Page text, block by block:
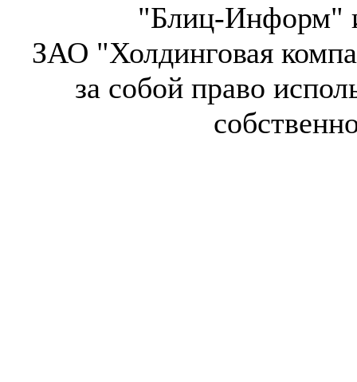
"Блиц-Информ"
ЗАО "Холдинговая
за собой право